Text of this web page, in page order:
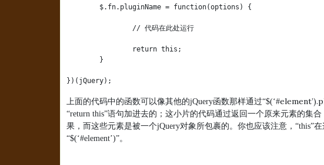
})(jQuery);
上面的代码中的函数可以像其他的jQuery函数那样通过“$(‘#
“return this”语句加进去的；这小片的代码通过返回一个原来元素的集合
果，而这些元素是被一个jQuery对象所包裹的。你也应该注意，“this”
“$(‘#element’)”。